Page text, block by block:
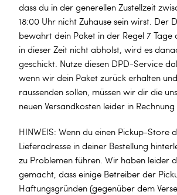
dass du in der generellen Zustellzeit
18:00 Uhr nicht Zuhause sein wirst. Der
bewahrt dein Paket in der Regel 7 Tage
in dieser Zeit nicht abholst, wird es
geschickt. Nutze diesen DPD-Service
wenn wir dein Paket zurück erhalten
raussenden sollen, müssen wir dir die
neuen Versandkosten leider in Rechnung
HINWEIS: Wenn du einen Pickup-Store
Lieferadresse in deiner Bestellung
zu Problemen führen. Wir haben leider
gemacht, dass einige Betreiber der
Haftungsgründen (gegenüber dem